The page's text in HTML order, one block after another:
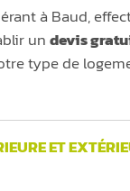
à Baud,
undevis
type de
ET